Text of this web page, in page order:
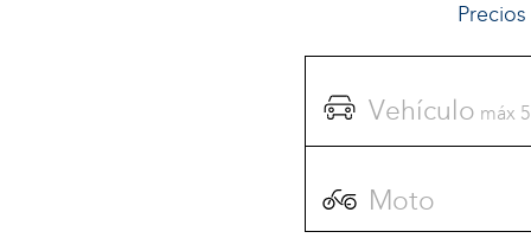
Vehículo máx
Moto